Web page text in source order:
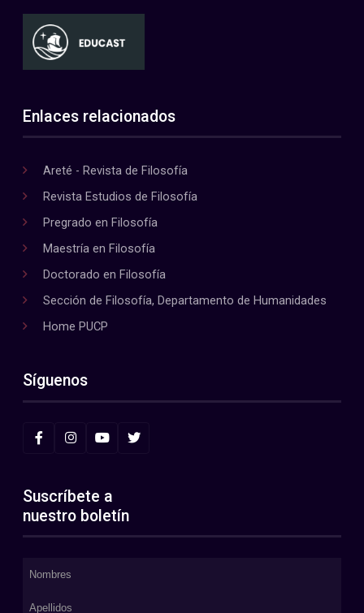
Enlaces relacionados
Areté - Revista de Filosofía
Revista Estudios de Filosofía
Pregrado en Filosofía
Maestría en Filosofía
Doctorado en Filosofía
Sección de Filosofía, Departamento de Humanidades
Home PUCP
Síguenos
Suscríbete a
nuestro boletín